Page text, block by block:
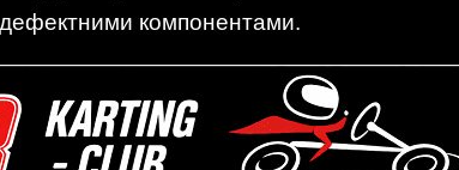
компонентами.